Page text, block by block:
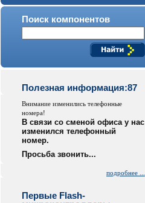
Поиск компонентов
Полезная информация:87
Внимание изменились телефонные
номера!
В связи со сменой офиса у нас
изменился телефонный
номер.
Просьба звонить...
подробнее ...
Первые Flash-